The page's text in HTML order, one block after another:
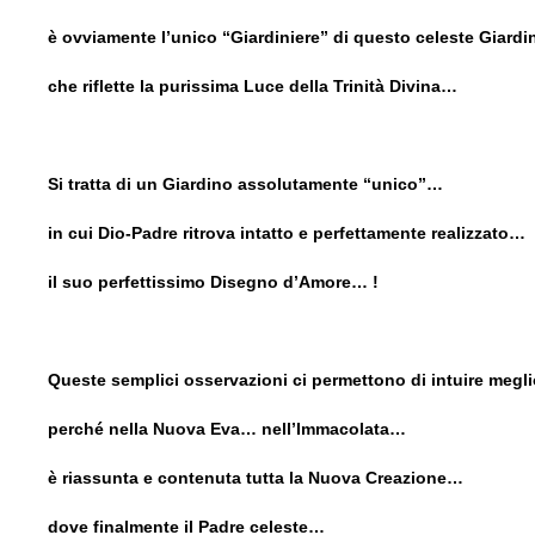
è ovviamente l’unico “Giardiniere” di questo celeste
che riflette la purissima Luce della Trinità Divina…
Si tratta di un Giardino assolutamente “unico”…
in cui Dio-Padre ritrova intatto e perfettamente realizzato…
il suo perfettissimo Disegno d’Amore… !
Queste semplici osservazioni ci permettono di intuire
perché nella Nuova Eva… nell’Immacolata…
è riassunta e contenuta tutta la Nuova Creazione…
dove finalmente il Padre celeste…